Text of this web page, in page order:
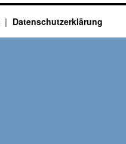
Datenschutzerklärung